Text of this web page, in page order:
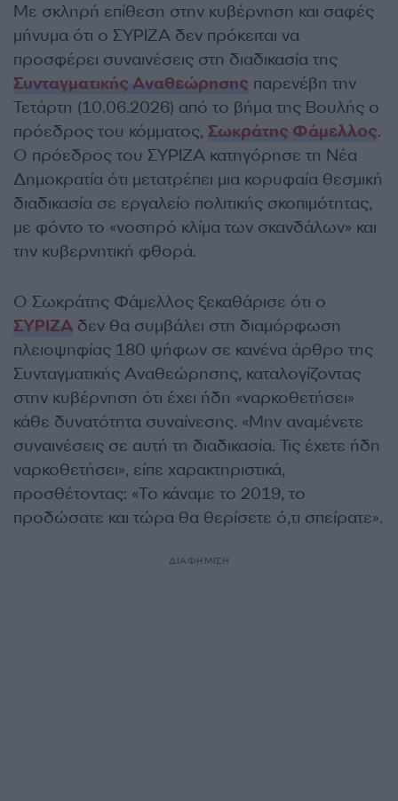
Με σκληρή επίθεση στην κυβέρνηση και σαφές
μήνυμα ότι ο ΣΥΡΙΖΑ δεν πρόκειται να
προσφέρει συναινέσεις στη διαδικασία της
Συνταγματικής Αναθεώρησης παρενέβη την
Τετάρτη (10.06.2026) από το βήμα της Βουλής ο
πρόεδρος του κόμματος, Σωκράτης Φάμελλος.
Ο πρόεδρος του ΣΥΡΙΖΑ κατηγόρησε τη Νέα
Δημοκρατία ότι μετατρέπει μια κορυφαία θεσμική
διαδικασία σε εργαλείο πολιτικής σκοπιμότητας,
με φόντο το «νοσηρό κλίμα των σκανδάλων» και
την κυβερνητική φθορά.
Ο Σωκράτης Φάμελλος ξεκαθάρισε ότι ο
ΣΥΡΙΖΑ δεν θα συμβάλει στη διαμόρφωση
πλειοψηφίας 180 ψήφων σε κανένα άρθρο της
Συνταγματικής Αναθεώρησης, καταλογίζοντας
στην κυβέρνηση ότι έχει ήδη «ναρκοθετήσει»
κάθε δυνατότητα συναίνεσης. «Μην αναμένετε
συναινέσεις σε αυτή τη διαδικασία. Τις έχετε ήδη
ναρκοθετήσει», είπε χαρακτηριστικά,
προσθέτοντας: «Το κάναμε το 2019, το
προδώσατε και τώρα θα θερίσετε ό,τι σπείρατε».
ΔΙΑΦΗΜΙΣΗ